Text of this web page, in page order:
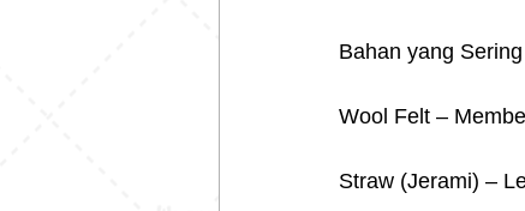
Bahan yang
Wool Felt –
Straw (Jerami) –